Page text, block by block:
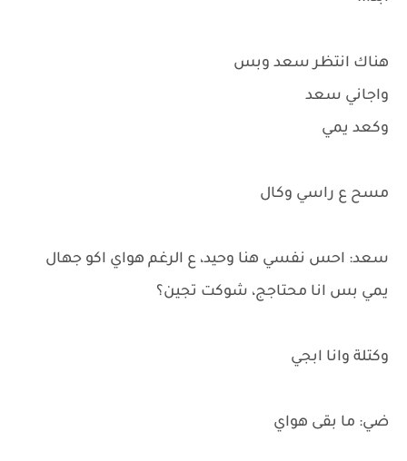
هناك انتظر سعد وبس
واجاني سعد
وكعد يمي
مسح ع راسي وكال
سعد: احس نفسي هنا وحيد، ع الرغم هواي اكو جهال
يمي بس انا محتاجج، شوكت تجين؟
وكتلة وانا ابجي
ضي: ما بقى هواي